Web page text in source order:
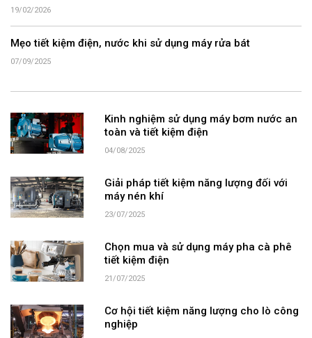
19/02/2026
Mẹo tiết kiệm điện, nước khi sử dụng máy rửa bát
07/09/2025
Kinh nghiệm sử dụng máy bơm nước an
toàn và tiết kiệm điện
04/08/2025
Giải pháp tiết kiệm năng lượng đối với
máy nén khí
23/07/2025
Chọn mua và sử dụng máy pha cà phê
tiết kiệm điện
21/07/2025
Cơ hội tiết kiệm năng lượng cho lò công
nghiệp